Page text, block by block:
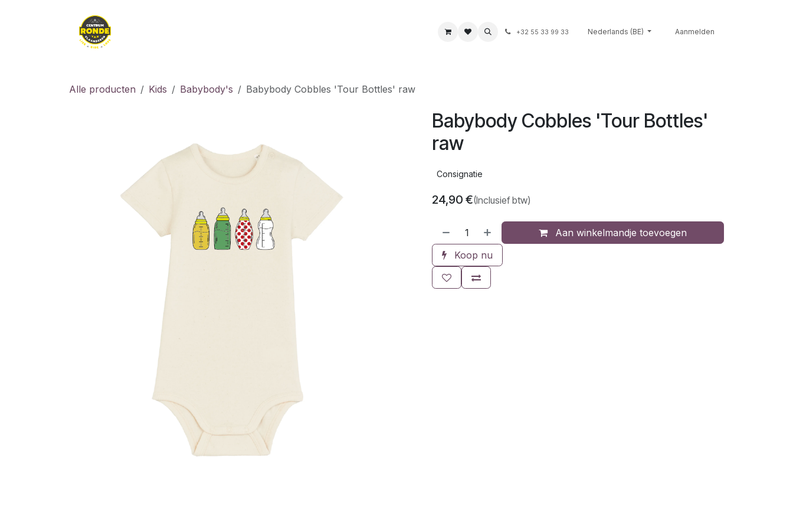
Juwelen Souvenirs Giftcards Merken
+32 55 33 99 33 Nederlands (BE) Aanmelden
Alle producten Kids Babybody's Babybody Cobbles 'Tour Bottles' raw
Babybody Cobbles 'Tour Bottles'
raw
Consignatie
24,90 €(Inclusief btw)
Aan winkelmandje toevoegen
Koop nu